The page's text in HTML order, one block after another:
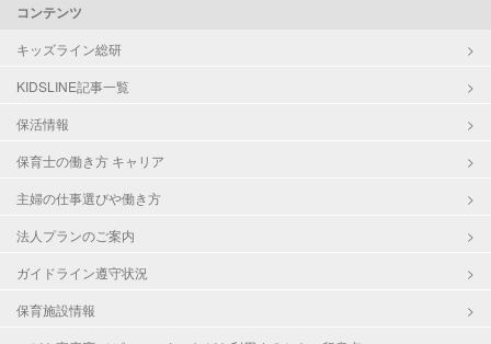
コンテンツ
キッズライン総研
KIDSLINE記事一覧
保活情報
保育士の働き方 キャリア
主婦の仕事選びや働き方
法人プランのご案内
ガイドライン遵守状況
保育施設情報